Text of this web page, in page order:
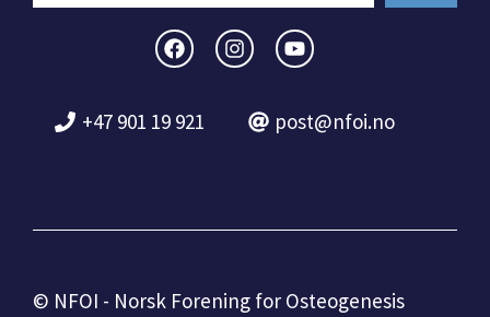
+47 901 19 921 post@nfoi.no
© NFOI - Norsk Forening for Osteogenesis